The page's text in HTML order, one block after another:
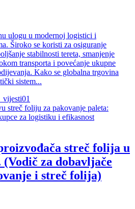
ulogu u modernoj logistici i
Široko se koristi za osiguranje
stabilnosti tereta, smanjenje
transporta i povećanje ukupne
Kako se globalna trgovina
sistem...
streč folija u
za dobavljače
i streč folija)